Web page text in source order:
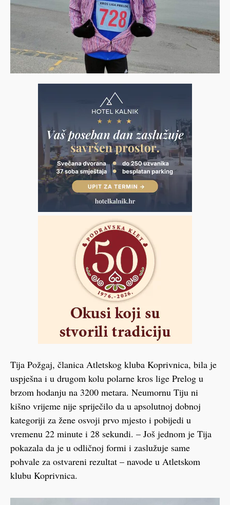
Tija Požgaj, članica Atletskog kluba Koprivnica, bila je
uspješna i u drugom kolu polarne kros lige Prelog u
brzom hodanju na 3200 metara. Neumornu Tiju ni
kišno vrijeme nije spriječilo da u apsolutnoj dobnoj
kategoriji za žene osvoji prvo mjesto i pobijedi u
vremenu 22 minute i 28 sekundi. – Još jednom je Tija
pokazala da je u odličnoj formi i zaslužuje same
pohvale za ostvareni rezultat – navode u Atletskom
klubu Koprivnica.